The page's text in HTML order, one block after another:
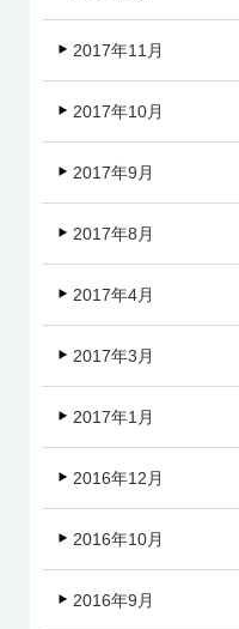
2017年11月
2017年10月
2017年9月
2017年8月
2017年4月
2017年3月
2017年1月
2016年12月
2016年10月
2016年9月